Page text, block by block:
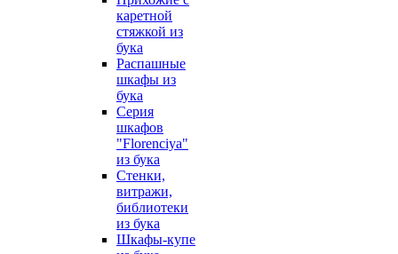
каретной
стяжкой из
бука
Распашные
шкафы из
бука
Серия
шкафов
"Florenciya"
из бука
Стенки,
витражи,
библиотеки
из бука
Шкафы-купе